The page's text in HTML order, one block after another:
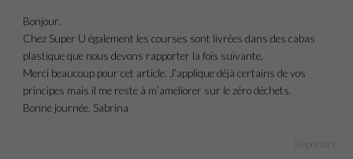
Bonjour.
Chez Super U également les courses sont livrées dans des cabas
plastique que nous devons rapporter la fois suivante.
Merci beaucoup pour cet article. J’applique déjà certains de vos
principes mais il me reste à m’améliorer sur le zéro déchets.
Bonne journée. Sabrina
Répondre